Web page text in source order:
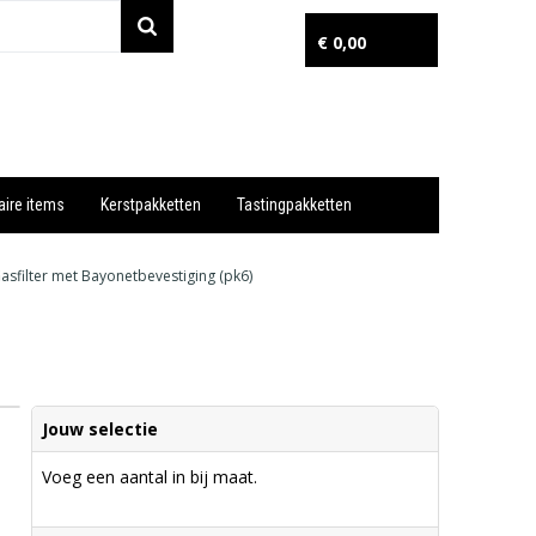
€ 0,00
items Kerstpakketten Tastingpakketten
met Bayonetbevestiging (pk6)
Jouw selectie
Voeg een aantal in bij maat.